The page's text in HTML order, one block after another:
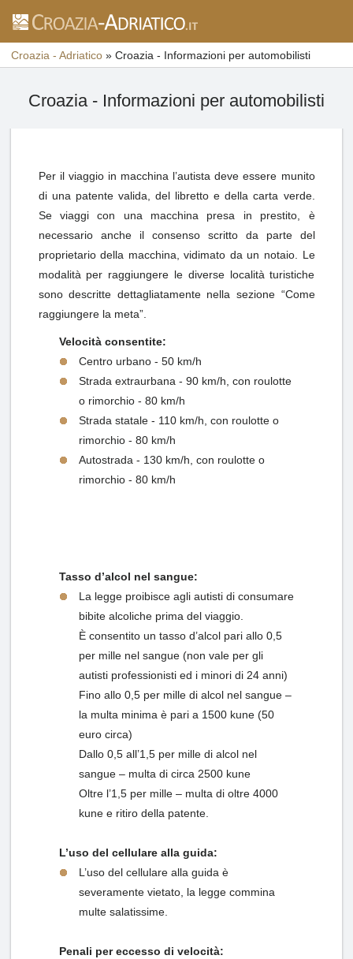
Croazia - Adriatico » Croazia - Informazioni per automobilisti
Croazia - Informazioni per automobilisti
Per il viaggio in macchina l’autista deve essere munito
di una patente valida, del libretto e della carta verde.
Se viaggi con una macchina presa in prestito, è
necessario anche il consenso scritto da parte del
proprietario della macchina, vidimato da un notaio. Le
modalità per raggiungere le diverse località turistiche
sono descritte dettagliatamente nella sezione “Come
raggiungere la meta”.
Velocità consentite:
Centro urbano - 50 km/h
Strada extraurbana - 90 km/h, con roulotte
o rimorchio - 80 km/h
Strada statale - 110 km/h, con roulotte o
rimorchio - 80 km/h
Autostrada - 130 km/h, con roulotte o
rimorchio - 80 km/h
Tasso d’alcol nel sangue:
La legge proibisce agli autisti di consumare
bibite alcoliche prima del viaggio.
È consentito un tasso d’alcol pari allo 0,5
per mille nel sangue (non vale per gli
autisti professionisti ed i minori di 24 anni)
Fino allo 0,5 per mille di alcol nel sangue –
la multa minima è pari a 1500 kune (50
euro circa)
Dallo 0,5 all’1,5 per mille di alcol nel
sangue – multa di circa 2500 kune
Oltre l’1,5 per mille – multa di oltre 4000
kune e ritiro della patente.
L’uso del cellulare alla guida:
L’uso del cellulare alla guida è
severamente vietato, la legge commina
multe salatissime.
Penali per eccesso di velocità: